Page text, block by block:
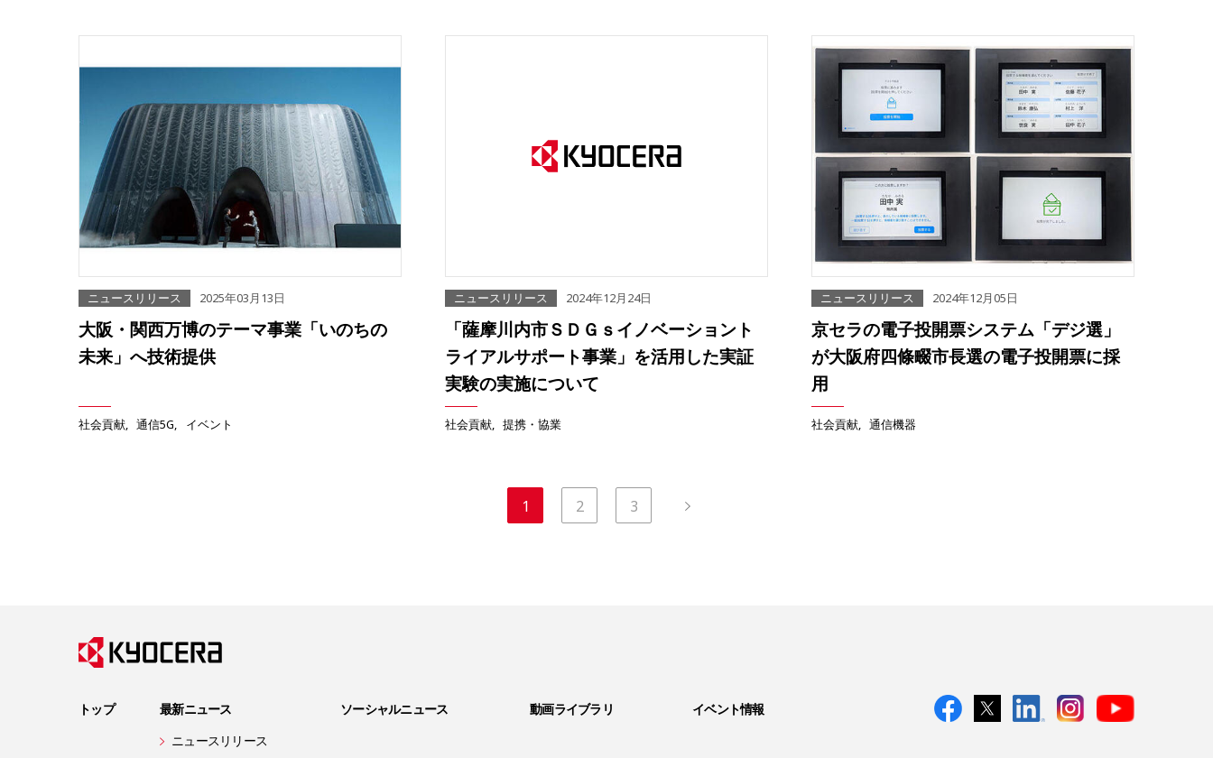
ニュースリリース 2025年03月13日
大阪・関西万博のテーマ事業「いのちの
未来」へ技術提供
社会貢献 通信5G イベント
ニュースリリース 2024年12月24日
「薩摩川内市ＳＤＧｓイノベーショント
ライアルサポート事業」を活用した実証
実験の実施について
社会貢献 提携・協業
ニュースリリース 2024年12月05日
京セラの電子投開票システム「デジ選」
が大阪府四條畷市長選の電子投開票に採
用
社会貢献 通信機器
1 2 3
トップ
最新ニュース
ニュースリリース
ソーシャルニュース 動画ライブラリ イベント情報